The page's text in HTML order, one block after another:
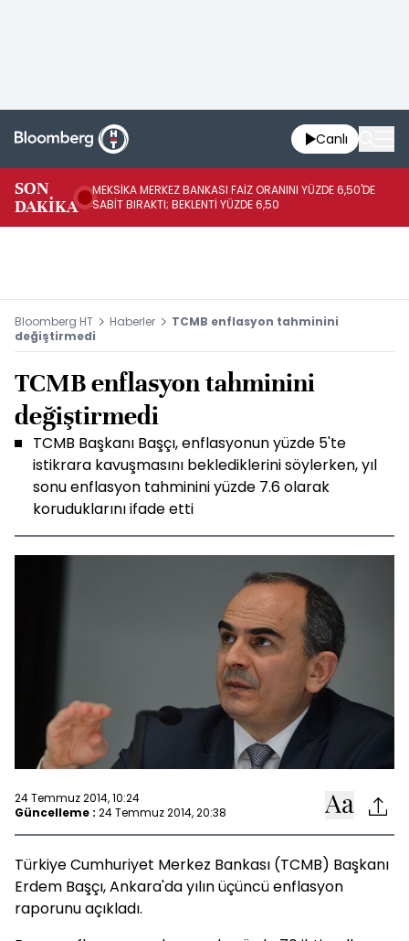
Canlı
SON
DAKİKA
MEKSİKA MERKEZ BANKASI FAİZ ORANINI YÜZDE 6,50'DE
SABİT BIRAKTI; BEKLENTİ YÜZDE 6,50
Bloomberg HT Haberler
TCMB enflasyon tahminini
değiştirmedi
TCMB enflasyon tahminini
değiştirmedi
TCMB Başkanı Başçı, enflasyonun yüzde 5'te
istikrara kavuşmasını beklediklerini söylerken, yıl
sonu enflasyon tahminini yüzde 7.6 olarak
koruduklarını ifade etti
24 Temmuz 2014, 10:24
Güncelleme : 24 Temmuz 2014, 20:38
Türkiye Cumhuriyet Merkez Bankası (TCMB) Başkanı
Erdem Başçı, Ankara'da yılın üçüncü enflasyon
raporunu açıkladı.